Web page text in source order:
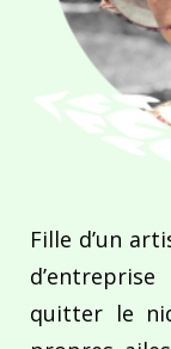
Fille d’un
quitter le